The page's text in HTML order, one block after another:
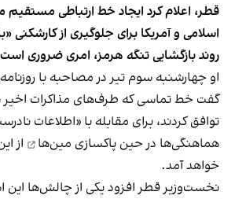
قطر، اعلام کرد ایجاد خط ارتباطی
اسلامی و آمریکا برای جلوگیری از کارشکنی
روند بازگشایی تنگه هرمز، امری ضروری
او چهارشنبه سوم تیر در مصاحبه با
گفت خط تماسی که طرف‌های مذاکرات
توافق کردند، برای مقابله با «اطلاعات
هماهنگی‌ها در حین پاکسازی مین‌ها
از
خواهد آمد.
نخست‌وزیر قطر افزود یکی از چالش‌ها